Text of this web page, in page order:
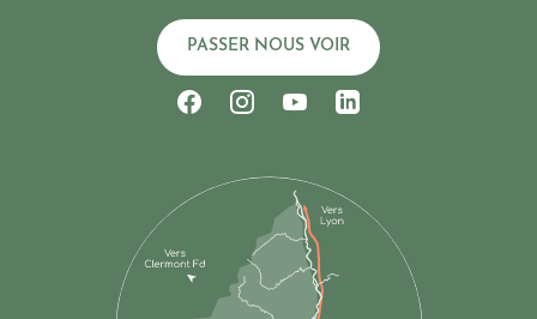
PASSER NOUS VOIR
Suivez-nous sur Facebook
Suivez-nous sur Instagram
Suivez-nous sur
Suivez-nous sur